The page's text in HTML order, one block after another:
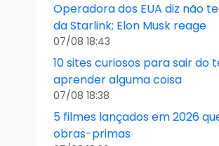
Operadora dos EUA diz não
da Starlink; Elon Musk reage
07/08 18:43
10 sites curiosos para sair do
aprender alguma coisa
07/08 18:38
5 filmes lançados em 2026
obras-primas